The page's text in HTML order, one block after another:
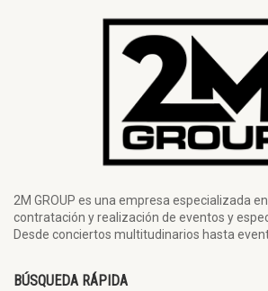
2M GROUP es una empresa especializada
contratación y realización de eventos y
Desde conciertos multitudinarios hasta
BÚSQUEDA RÁPIDA